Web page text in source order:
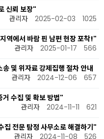
신뢰 보장"
관리자
2025-02-03 1025
역에서 바람 핀 남편 현장 포착!"
관리자
2025-01-17 566
및 위자료 강제집행 절차 안내
관리자
2024-12-06 657
수집 및 확보 방법"
관리자
2024-11-11 621
집 전문 탐정 사무소로 해결하기"
관리자
2024-11-08 526